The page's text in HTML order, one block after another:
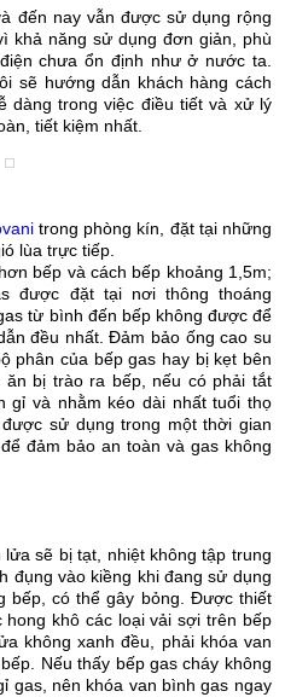
đến nay vẫn được sử dụng rộng
khả năng sử dụng đơn giản, phù
chưa ổn định như ở nước ta.
sẽ hướng dẫn khách hàng cách
dàng trong việc điều tiết và xử lý
tiết kiệm nhất.
trong phòng kín, đặt tại những
lùa trực tiếp.
bếp và cách bếp khoảng 1,5m;
được đặt tại nơi thông thoáng
từ bình đến bếp không được để
đều nhất. Đảm bảo ống cao su
phân của bếp gas hay bị kẹt bên
ăn bị trào ra bếp, nếu có phải tắt
gỉ và nhằm kéo dài nhất tuổi thọ
được sử dụng trong một thời gian
đảm bảo an toàn và gas không
sẽ bị tạt, nhiệt không tập trung
đụng vào kiềng khi đang sử dụng
bếp, có thể gây bỏng. Được thiết
khô các loại vải sợi trên bếp
không xanh đều, phải khóa van
Nếu thấy bếp gas cháy không
gas, nên khóa van bình gas ngay